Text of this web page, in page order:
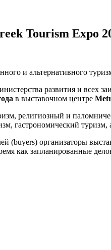
Tourism Expo
и альтернативного
развития и всех
в выставочном центре
религиозный и
гастрономический туризм,
(buyers) организаторы
как запланированные